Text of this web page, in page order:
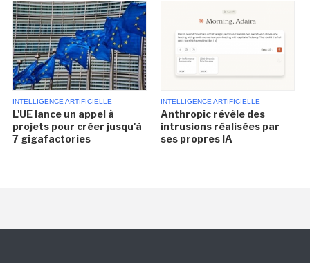
INTELLIGENCE ARTIFICIELLE
L'UE lance un appel à
projets pour créer jusqu'à
7 gigafactories
INTELLIGENCE ARTIFICIELLE
Anthropic révèle des
intrusions réalisées par
ses propres IA